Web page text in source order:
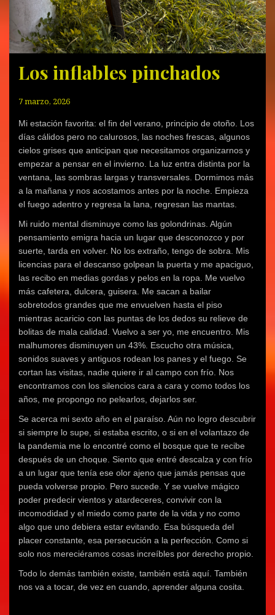
u
e
v
a
)
n
u
e
v
a
)
a
n
u
e
v
a
)
n
u
e
v
a
)
a
n
u
e
v
a
)
Los inflables pinchados
7 marzo, 2026
Mi estación favorita: el fin del verano, principio de otoño. Los
días cálidos pero no calurosos, las noches frescas, algunos
cielos grises que anticipan que necesitamos organizarnos y
empezar a pensar en el invierno. La luz entra distinta por la
ventana, las sombras largas y transversales. Dormimos más
a la mañana y nos acostamos antes por la noche. Empieza
el fuego adentro y regresa la lana, regresan las mantas.
Mi ruido mental disminuye como las golondrinas. Algún
pensamiento emigra hacia un lugar que desconozco y por
suerte, tarda en volver. No los extraño, tengo de sobra. Mis
licencias para el descanso golpean la puerta y me apaciguo,
las recibo en medias gordas y pelos en la ropa. Me vuelvo
más cafetera, dulcera, guisera. Me sacan a bailar
sobretodos grandes que me envuelven hasta el piso
mientras acaricio con las puntas de los dedos su relieve de
bolitas de mala calidad. Vuelvo a ser yo, me encuentro. Mis
malhumores disminuyen un 43%. Escucho otra música,
sonidos suaves y antiguos rodean los panes y el fuego. Se
cortan las visitas, nadie quiere ir al campo con frío. Nos
encontramos con los silencios cara a cara y como todos los
años, me propongo no pelearlos, dejarlos ser.
Se acerca mi sexto año en el paraíso. Aún no logro descubrir
si siempre lo supe, si estaba escrito, o si en el volantazo de
la pandemia me lo encontré como el bosque que te recibe
después de un choque. Siento que entré descalza y con frío
a un lugar que tenía ese olor ajeno que jamás pensas que
pueda volverse propio. Pero sucede. Y se vuelve mágico
poder predecir vientos y atardeceres, convivir con la
incomodidad y el miedo como parte de la vida y no como
algo que uno debiera estar evitando. Esa búsqueda del
placer constante, esa persecución a la perfección. Como si
solo nos mereciéramos cosas increíbles por derecho propio.
Todo lo demás también existe, también está aquí. También
nos va a tocar, de vez en cuando, aprender alguna cosita.